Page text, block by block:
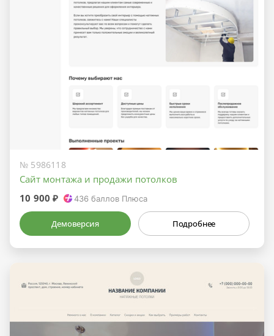
№ 5986118
Сайт монтажа и продажи потолков
10 900 ₽
436баллов Плюса
Демоверсия Подробнее